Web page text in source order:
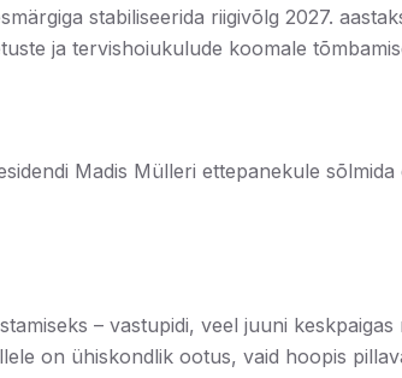
stabiliseerida riigivõlg 2027.
ja tervishoiukulude koomale
Madis Mülleri ettepanekule
– vastupidi, veel juuni
on ühiskondlik ootus, vaid hoopis